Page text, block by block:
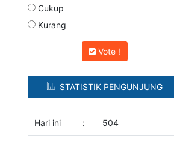
Cukup
Kurang
Vote !
STATISTIK PENGUNJUNG
Hari ini : 504